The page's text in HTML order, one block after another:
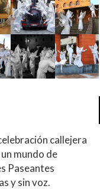
callejera
mundo de
Paseantes
y sin voz.